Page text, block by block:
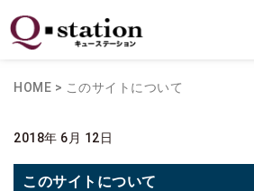
HOME > このサイトについて
2018年 6月 12日
このサイトについて